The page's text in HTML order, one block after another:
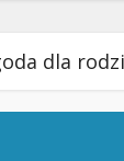
dla